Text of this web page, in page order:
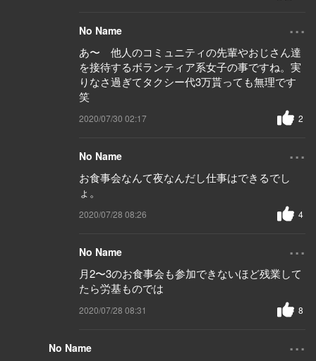
No Name ...
あ〜 他人のコミュニティの先輩やおじさん達
を接待するボランティア系女子の事ですね。実
りなさ過ぎてタクシー代3万貰っても無理です
笑
2020/07/30 02:17 2
No Name ...
お食事会なんて夜なんだし仕事はできるでし
ょ。
2020/07/28 08:26 4
No Name ...
月2〜3のお食事会も参加できないほど残業して
たら労基ものでは
2020/07/28 08:31 8
No Name ...